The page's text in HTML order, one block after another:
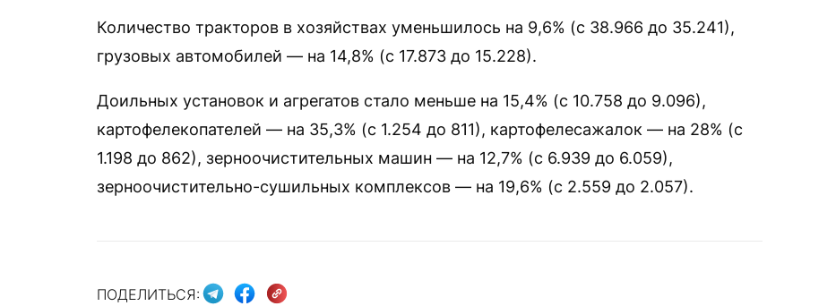
Количество тракторов в хозяйствах уменьшилось на 9,6% (с 38.966 до 35.241),
грузовых автомобилей — на 14,8% (с 17.873 до 15.228).
Доильных установок и агрегатов стало меньше на 15,4% (с 10.758 до 9.096),
картофелекопателей — на 35,3% (с 1.254 до 811), картофелесажалок — на 28% (с
1.198 до 862), зерноочистительных машин — на 12,7% (с 6.939 до 6.059),
зерноочистительно-сушильных комплексов — на 19,6% (с 2.559 до 2.057).
ПОДЕЛИТЬСЯ: